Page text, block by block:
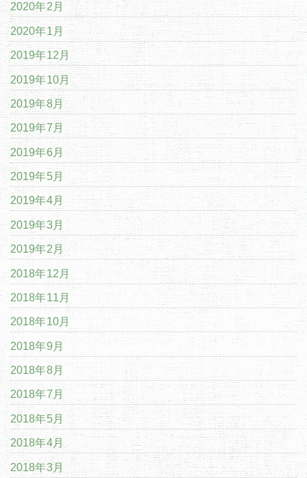
2020年2月
2020年1月
2019年12月
2019年10月
2019年8月
2019年7月
2019年6月
2019年5月
2019年4月
2019年3月
2019年2月
2018年12月
2018年11月
2018年10月
2018年9月
2018年8月
2018年7月
2018年5月
2018年4月
2018年3月